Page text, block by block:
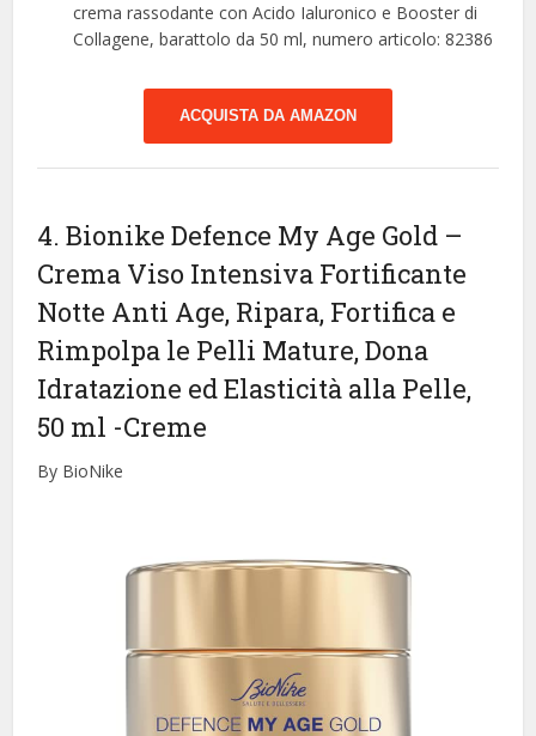
crema rassodante con Acido Ialuronico e Booster di
Collagene, barattolo da 50 ml, numero articolo: 82386
ACQUISTA DA AMAZON
4. Bionike Defence My Age Gold –
Crema Viso Intensiva Fortificante
Notte Anti Age, Ripara, Fortifica e
Rimpolpa le Pelli Mature, Dona
Idratazione ed Elasticità alla Pelle,
50 ml -Creme
By BioNike